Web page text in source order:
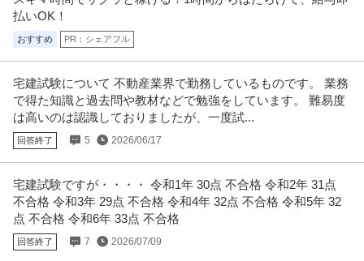
払いOK！
おすすめ PR：シェアフル
宅建試験について 不動産業界で勤務しているものです。 業務
で得た知識と過去問や教材などで勉強をしています。 難易度
は高いのは認識しておりましたが、一度試...
回答終了 5 2026/06/17
宅建試験ですが・・・・ 令和1年 30点 不合格 令和2年 31点
不合格 令和3年 29点 不合格 令和4年 32点 不合格 令和5年 32
点 不合格 令和6年 33点 不合格
回答終了 7 2026/07/09